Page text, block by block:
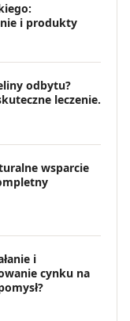
i produkty
odbytu?
leczenie.
wsparcie
i
cynku na